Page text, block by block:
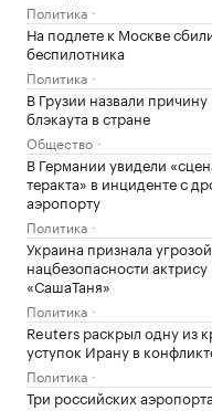
Политика
На подлете к Москве
беспилотника
Политика
В Грузии назвали
блэкаута в стране
Общество
В Германии увидели
теракта» в инциденте с
аэропорту
Политика
Украина признала угрозой
нацбезопасности актрису
«СашаТаня»
Политика
Reuters раскрыл одну из
уступок Ирану в
Политика
Три российских